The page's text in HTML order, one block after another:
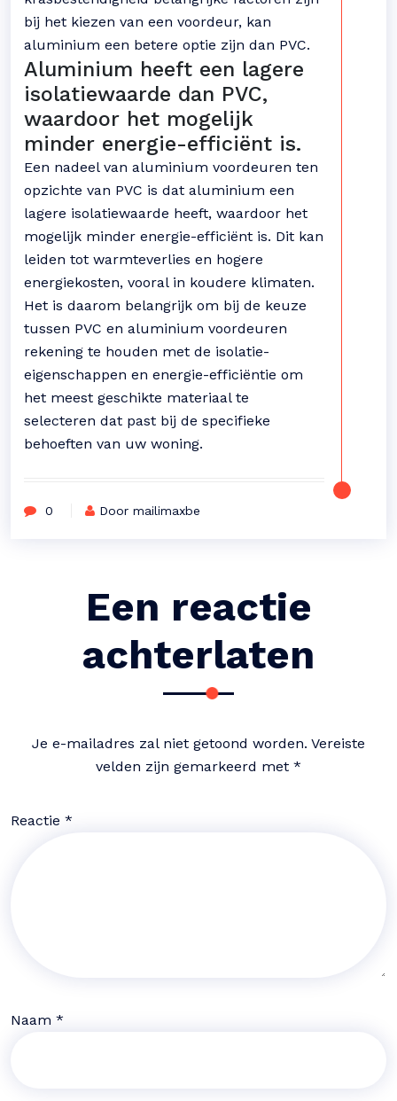
bij het kiezen van een voordeur, kan
aluminium een betere optie zijn dan PVC.
Aluminium heeft een lagere
isolatiewaarde dan PVC,
waardoor het mogelijk
minder energie-efficiënt is.
Een nadeel van aluminium voordeuren ten
opzichte van PVC is dat aluminium een
lagere isolatiewaarde heeft, waardoor het
mogelijk minder energie-efficiënt is. Dit kan
leiden tot warmteverlies en hogere
energiekosten, vooral in koudere klimaten.
Het is daarom belangrijk om bij de keuze
tussen PVC en aluminium voordeuren
rekening te houden met de isolatie-
eigenschappen en energie-efficiëntie om
het meest geschikte materiaal te
selecteren dat past bij de specifieke
behoeften van uw woning.
0 Door mailimaxbe
Een reactie
achterlaten
Je e-mailadres zal niet getoond worden. Vereiste
velden zijn gemarkeerd met *
Reactie *
Naam *